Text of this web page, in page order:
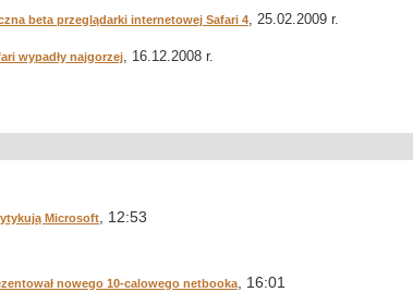
beta przeglądarki internetowej Safari 4, 25.02.2009 r.
wypadły najgorzej, 16.12.2008 r.
Microsoft , 12:53
nowego 10-calowego netbooka , 16:01